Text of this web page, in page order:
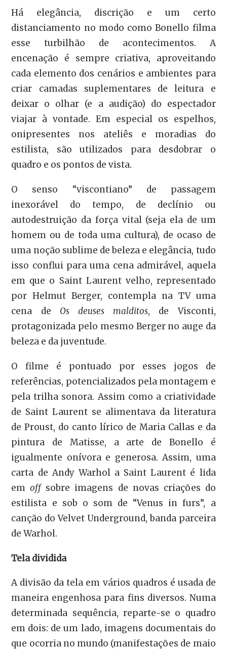
Há elegância, discrição e um certo
distanciamento no modo como Bonello filma
esse turbilhão de acontecimentos. A
encenação é sempre criativa, aproveitando
cada elemento dos cenários e ambientes para
criar camadas suplementares de leitura e
deixar o olhar (e a audição) do espectador
viajar à vontade. Em especial os espelhos,
onipresentes nos ateliês e moradias do
estilista, são utilizados para desdobrar o
quadro e os pontos de vista.
O senso “viscontiano” de passagem
inexorável do tempo, de declínio ou
autodestruição da força vital (seja ela de um
homem ou de toda uma cultura), de ocaso de
uma noção sublime de beleza e elegância, tudo
isso conflui para uma cena admirável, aquela
em que o Saint Laurent velho, representado
por Helmut Berger, contempla na TV uma
cena de Os deuses malditos, de Visconti,
protagonizada pelo mesmo Berger no auge da
beleza e da juventude.
O filme é pontuado por esses jogos de
referências, potencializados pela montagem e
pela trilha sonora. Assim como a criatividade
de Saint Laurent se alimentava da literatura
de Proust, do canto lírico de Maria Callas e da
pintura de Matisse, a arte de Bonello é
igualmente onívora e generosa. Assim, uma
carta de Andy Warhol a Saint Laurent é lida
emoff sobre imagens de novas criações do
estilista e sob o som de “Venus in furs”, a
canção do Velvet Underground, banda parceira
de Warhol.
Tela dividida
A divisão da tela em vários quadros é usada de
maneira engenhosa para fins diversos. Numa
determinada sequência, reparte-se o quadro
em dois: de um lado, imagens documentais do
que ocorria no mundo (manifestações de maio